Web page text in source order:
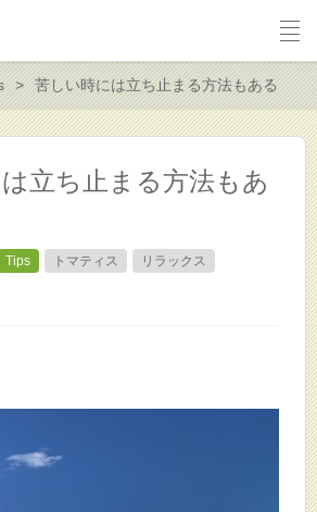
苦しい時には立ち止まる方法もある
立ち止まる方法もあ
Tips トマティス
リラックス